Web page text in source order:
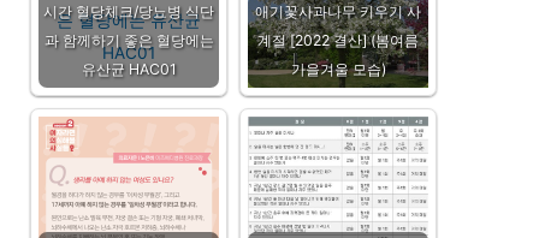
시간 혈당체크/당뇨병 식단
과 함께하기 좋은 혈당에는
유산균 HAC01
애기꽃사과나무 키우기 사
계절 [2022 결산] (봄여름
가을겨울 모습)